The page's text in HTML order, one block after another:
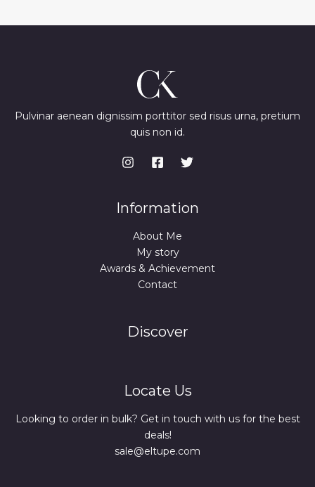
Pulvinar aenean dignissim porttitor sed risus urna, pretium
quis non id.
Information
About Me
My story
Awards & Achievement
Contact
Discover
Locate Us
Looking to order in bulk? Get in touch with us for the best
deals!
sale@eltupe.com